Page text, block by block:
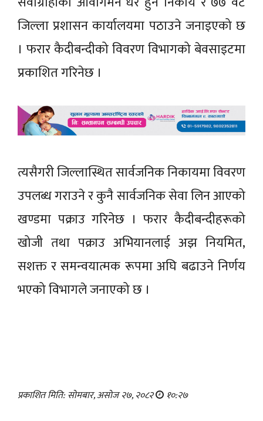
जिल्ला प्रशासन कार्यालयमा पठाउने जनाइएको छ
। फरार कैदीबन्दीको विवरण विभागको बेवसाइटमा
प्रकाशित गरिनेछ ।
त्यसैगरी जिल्लास्थित सार्वजनिक निकायमा विवरण
उपलब्ध गराउने र कुनै सार्वजनिक सेवा लिन आएको
खण्डमा पक्राउ गरिनेछ । फरार कैदीबन्दीहरूको
खोजी तथा पक्राउ अभियानलाई अझ नियमित,
सशक्त र समन्वयात्मक रूपमा अघि बढाउने निर्णय
भएको विभागले जनाएको छ ।
प्रकाशित मिति: सोमबार, असोज २७, २०८२ १०:२७